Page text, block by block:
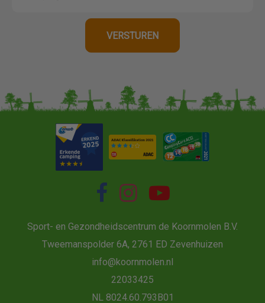
Sport- en Gezondheidscentrum de Koornmolen B.V.
Tweemanspolder 6A, 2761 ED Zevenhuizen
info@koornmolen.nl
22033425
NL 8024.60.793B01